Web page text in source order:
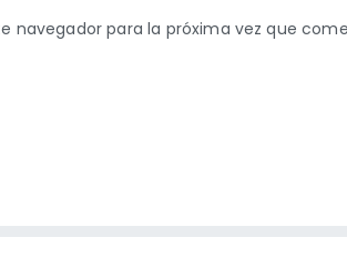
navegador para la próxima vez que